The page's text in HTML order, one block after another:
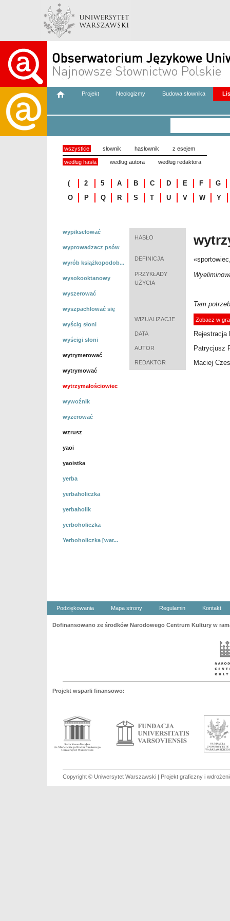
Projekt Neologizmy Budowa słownika
wszystkie słownik hasłownik z esejem
według hasła według autora według redaktora
( 2 5 A B C D E F
G
O
P Q R S T U V W Y
wypikselować
wyprowadzacz psów
wyrób książkopodob...
wysokooktanowy
wyszerować
wyszpachlować się
wyścig słoni
wyścigi słoni
wytrymerować
wytrymować
wytrzymałościowiec
wywoźnik
wyzerować
wzrusz
yaoi
yaoistka
yerba
yerbaholiczka
yerbaholik
yerboholiczka
Yerboholiczka [war...
HASŁO
DEFINICJA «
PRZYKŁADY
UŻYCIA
Tam
WIZUALIZACJE Zobacz w
DATA Rejestracja
AUTOR Patrycjusz
REDAKTOR Maciej
Podziękowania Mapa strony Regulamin Kontakt
Dofinansowano ze środków Narodowego Centrum Kultury w
Projekt wsparli finansowo:
Copyright © Uniwersytet Warszawski | Projekt graficzny i